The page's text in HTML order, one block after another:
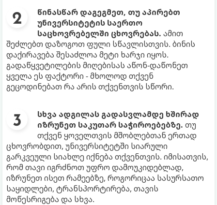
წინასწარ დაგეგმეთ, თუ აპირებთ
უნივერსიტეტის საერთო
საცხოვრებელში ცხოვრებას. ამით
შეძლებთ დაზოგოთ ფული სწავლისთვის. ბინის
დაქირავება შესაძლოა მეტი ხარჯი იყოს.
გადაწყვეტილების მიღებისას აწონ-დაწონეთ
ყველა ეს ფაქტორი - მხოლოდ თქვენ
გეცოდინებათ რა არის თქვენთვის სწორი.
სხვა ადგილას გადასვლამდე ხშირად
იზრუნეთ საკუთარ საჭიროებებზე. თუ
თქვენ ყოველთვის მშობლებთან ერთად
ცხოვრობდით, უნივერსიტეტში სიარული
გარკვეული სიახლე იქნება თქვენთვის. იმისათვის,
რომ თავი იგრძნოთ უფრო დამოუკიდებლად,
იზრუნეთ ისეთ რამეებზე, როგორიცაა სასურსათო
საყიდლები, ტრანსპორტირება, თავის
მოწესრიგება და სხვა.